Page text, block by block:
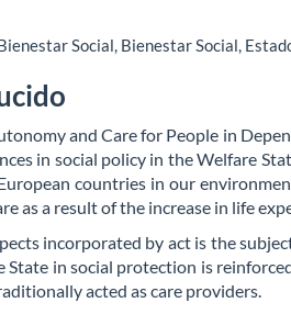
Social, Bienestar Social,
and Care for People in
in social policy in the Welfare
countries in our
as a result of the increase in life
incorporated by act is the
State in social protection is
acted as care providers.